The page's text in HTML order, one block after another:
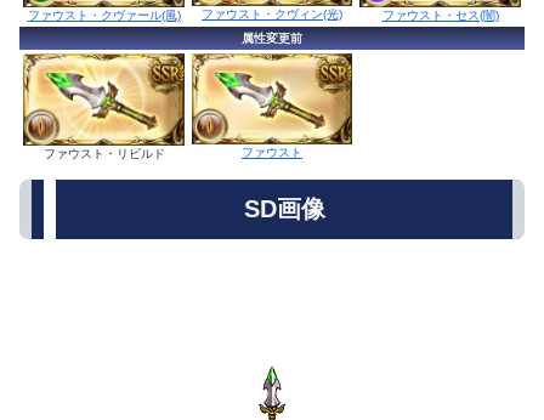
ファウスト・クヴァール(風) ファウスト・クヴィン(光)
ファウスト・セス(闇)
属性変更前
ファウスト・リビルド ファウスト
SD画像